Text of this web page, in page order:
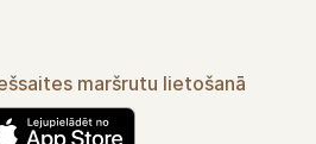
maršrutu lietošanā